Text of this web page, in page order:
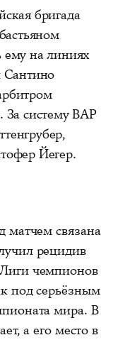
бригада
ему на линиях
Сантино
За систему ВАР
Йегер.
матчем связана
рецидив
чемпионов
под серьёзным
мира. В
а его место в